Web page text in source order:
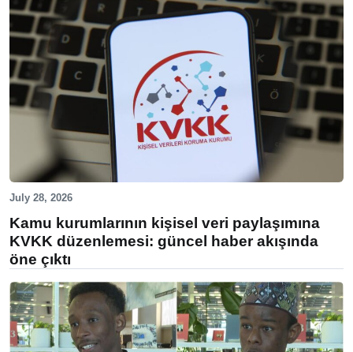
July 28, 2026
Kamu kurumlarının kişisel veri paylaşımına
KVKK düzenlemesi: güncel haber akışında
öne çıktı